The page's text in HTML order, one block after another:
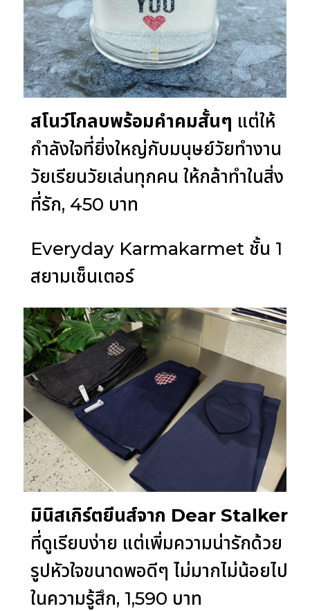
สโนว์โกลบพร้อมคำคมสั้นๆ แต่ให้
กำลังใจที่ยิ่งใหญ่กับมนุษย์วัยทำงาน
วัยเรียนวัยเล่นทุกคน ให้กล้าทำในสิ่ง
ที่รัก, 450 บาท
Everyday Karmakarmet ชั้น 1
สยามเซ็นเตอร์
มินิสเกิร์ตยีนส์จาก Dear Stalker
ที่ดูเรียบง่าย แต่เพิ่มความน่ารักด้วย
รูปหัวใจขนาดพอดีๆ ไม่มากไม่น้อยไป
ในความรู้สึก, 1,590 บาท